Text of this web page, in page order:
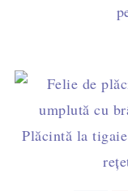
Plăcintă la